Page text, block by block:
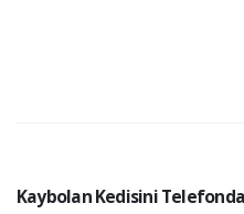
Kaybolan Kedisini